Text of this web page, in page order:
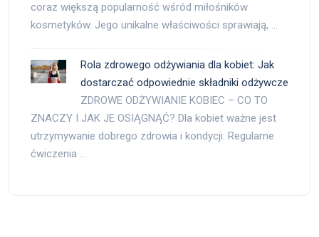
coraz większą popularność wśród miłośników
kosmetyków. Jego unikalne właściwości sprawiają, …
Rola zdrowego odżywiania dla kobiet: Jak
dostarczać odpowiednie składniki odżywcze
ZDROWE ODŻYWIANIE KOBIEC – CO TO
ZNACZY I JAK JE OSIĄGNĄĆ? Dla kobiet ważne jest
utrzymywanie dobrego zdrowia i kondycji. Regularne
ćwiczenia …